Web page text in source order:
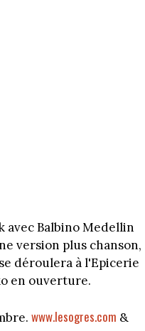
avec Balbino Medellin
version plus chanson,
déroulera à l'Epicerie
en ouverture.
www.lesogres.com &